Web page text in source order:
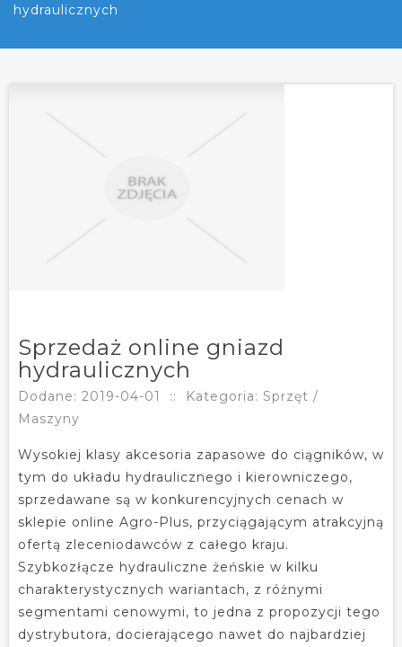
hydraulicznych
Sprzedaż online gniazd
hydraulicznych
Dodane: 2019-04-01 ::
Kategoria: Sprzęt /
Maszyny
Wysokiej klasy akcesoria zapasowe do ciągników, w
tym do układu hydraulicznego i kierowniczego,
sprzedawane są w konkurencyjnych cenach w
sklepie online Agro-Plus, przyciągającym atrakcyjną
ofertą zleceniodawców z całego kraju.
Szybkozłącze hydrauliczne żeńskie w kilku
charakterystycznych wariantach, z różnymi
segmentami cenowymi, to jedna z propozycji tego
dystrybutora, docierającego nawet do najbardziej